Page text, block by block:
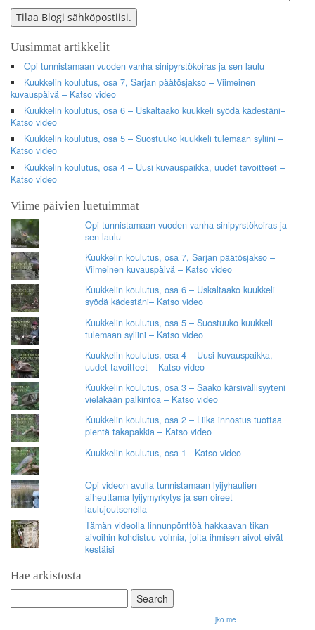
Address
Tilaa Blogi sähköpostiisi.
Uusimmat artikkelit
Opi tunnistamaan vuoden vanha sinipyrstökoiras ja sen laulu
Kuukkelin koulutus, osa 7, Sarjan päätösjakso – Viimeinen
kuvauspäivä – Katso video
Kuukkelin koulutus, osa 6 – Uskaltaako kuukkeli syödä kädestäni–
Katso video
Kuukkelin koulutus, osa 5 – Suostuuko kuukkeli tulemaan syliini –
Katso video
Kuukkelin koulutus, osa 4 – Uusi kuvauspaikka, uudet tavoitteet –
Katso video
Viime päivien luetuimmat
Opi tunnistamaan vuoden vanha sinipyrstökoiras ja
sen laulu
Kuukkelin koulutus, osa 7, Sarjan päätösjakso –
Viimeinen kuvauspäivä – Katso video
Kuukkelin koulutus, osa 6 – Uskaltaako kuukkeli
syödä kädestäni– Katso video
Kuukkelin koulutus, osa 5 – Suostuuko kuukkeli
tulemaan syliini – Katso video
Kuukkelin koulutus, osa 4 – Uusi kuvauspaikka,
uudet tavoitteet – Katso video
Kuukkelin koulutus, osa 3 – Saako kärsivällisyyteni
vieläkään palkintoa – Katso video
Kuukkelin koulutus, osa 2 – Liika innostus tuottaa
pientä takapakkia – Katso video
Kuukkelin koulutus, osa 1 - Katso video
Opi videon avulla tunnistamaan lyijyhaulien
aiheuttama lyijymyrkytys ja sen oireet
laulujoutsenella
Tämän videolla linnunpönttöä hakkaavan tikan
aivoihin kohdistuu voimia, joita ihmisen aivot eivät
kestäisi
Hae arkistosta
for:
jko.me